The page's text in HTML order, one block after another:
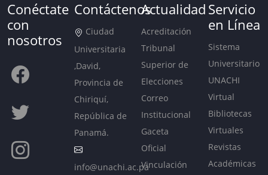
Conéctate
con
nosotros
Contáctenos
Ciudad
Universitaria
,David,
Provincia de
Chiriquí,
República de
Panamá.
info@unachi.ac.pa
Actualidad
Acreditación
Tribunal
Superior de
Elecciones
Correo
Institucional
Gaceta
Oficial
Vinculación
Servicio
en Línea
Sistema
Universitario
UNACHI
Virtual
Bibliotecas
Virtuales
Revistas
Académicas